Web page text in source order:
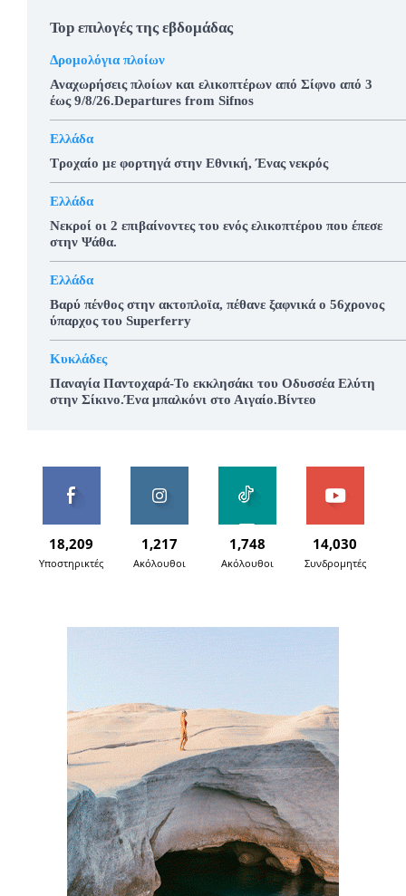
Top επιλογές της εβδομάδας
Δρομολόγια πλοίων
Αναχωρήσεις πλοίων και ελικοπτέρων από Σίφνο από 3
έως 9/8/26.Departures from Sifnos
Ελλάδα
Τροχαίο με φορτηγά στην Εθνική, Ένας νεκρός
Ελλάδα
Νεκροί οι 2 επιβαίνοντες του ενός ελικοπτέρου που έπεσε
στην Ψάθα.
Ελλάδα
Βαρύ πένθος στην ακτοπλοϊα, πέθανε ξαφνικά ο 56χρονος
ύπαρχος του Superferry
Κυκλάδες
Παναγία Παντοχαρά-Το εκκλησάκι του Οδυσσέα Ελύτη
στην Σίκινο.Ένα μπαλκόνι στο Αιγαίο.Βίντεο
18,209
Υποστηρικτές
1,217
Ακόλουθοι
1,748
Ακόλουθοι
14,030
Συνδρομητές